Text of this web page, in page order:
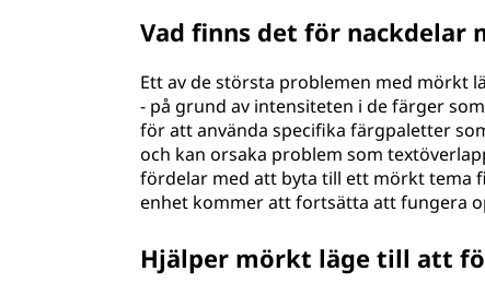
Vad finns det för nackdelar
Ett av de största problemen med mörkt
- på grund av intensiteten i de färger
för att använda specifika färgpaletter
och kan orsaka problem som
fördelar med att byta till ett mörkt tema
enhet kommer att fortsätta att fungera
Hjälper mörkt läge till att